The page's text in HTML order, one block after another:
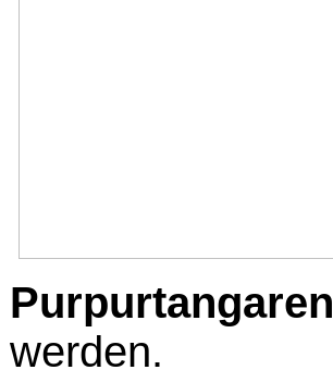
Purpurtangaren
werden.